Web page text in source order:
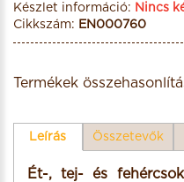
Készlet információ: Nincs
Cikkszám: EN000760
Termékek
Leírás Összetevők
Ét-, tej- és